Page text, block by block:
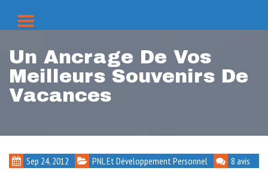
Un Ancrage De Vos
Meilleurs Souvenirs De
Vacances
Sep 24, 2012 PNL Et Développement Personnel 8 avis